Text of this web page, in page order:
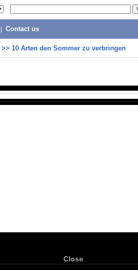
Contact us
>> 10 Arten den Sommer zu verbringen
Close